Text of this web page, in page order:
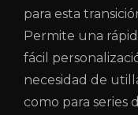
para esta
Permite una
fácil
necesidad de
como para series